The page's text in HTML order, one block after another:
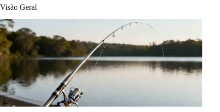
Visão Geral